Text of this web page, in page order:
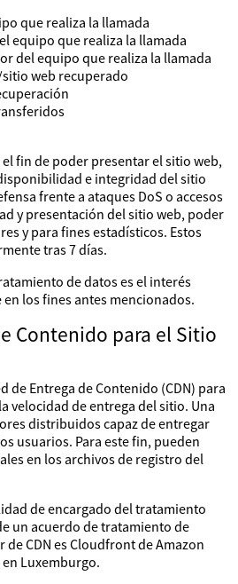
que realiza la llamada
equipo que realiza la llamada
del equipo que realiza la llamada
web recuperado
fin de poder presentar el sitio web,
e integridad del sitio
frente a ataques DoS o accesos
y presentación del sitio web, poder
y para fines estadísticos. Estos
tras 7 días.
de datos es el interés
los fines antes mencionados.
Contenido para el Sitio
de Entrega de Contenido (CDN) para
velocidad de entrega del sitio. Una
distribuidos capaz de entregar
usuarios. Para este fin, pueden
en los archivos de registro del
de encargado del tratamiento
un acuerdo de tratamiento de
CDN es Cloudfront de Amazon
en Luxemburgo.